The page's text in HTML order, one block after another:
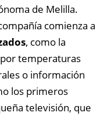
de Melilla.
comienza a
, como la
temperaturas
o información
los primeros
televisión, que